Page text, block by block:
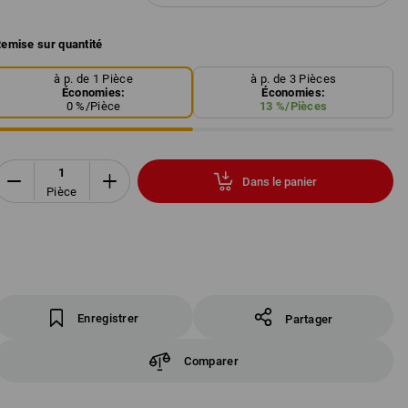
sur quantité
à p. de 1 Pièce
Économies:
0 %/Pièce
à p. de 3 Pièces
Économies:
13 %/Pièces
Pièce
Dans le panier
Enregistrer Partager
Comparer